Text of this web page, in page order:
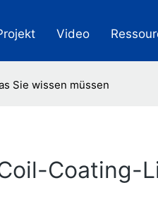
Video
Sie wissen müssen
Coating-